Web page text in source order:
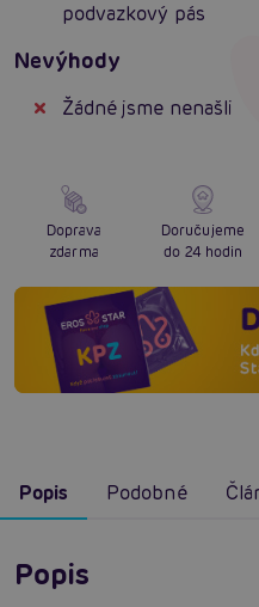
podvazkový pás
Nevýhody
Žádné jsme nenašli
Doprava
zdarma
Doručujeme
do 24 hodin
Popis Podobné
Popis